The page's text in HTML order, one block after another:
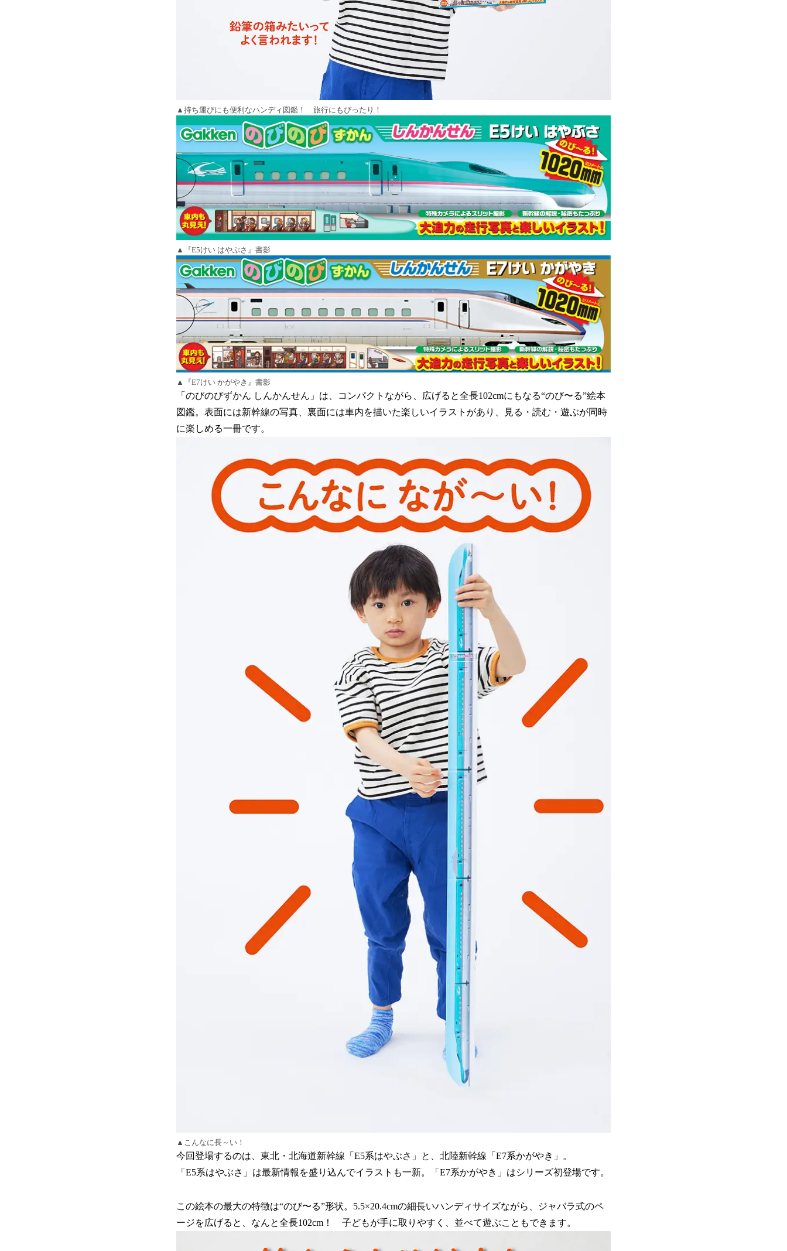
▲持ち運びにも便利なハンディ図鑑！ 旅行にもぴったり！
▲『E5けい はやぶさ』書影
▲『E7けい かがやき』書影
「のびのびずかん しんかんせん」は、コンパクトながら、広げると全長102cmにもなる“のび〜る”絵本
図鑑。表面には新幹線の写真、裏面には車内を描いた楽しいイラストがあり、見る・読む・遊ぶが同時
に楽しめる一冊です。
▲こんなに長～い！
今回登場するのは、東北・北海道新幹線「E5系はやぶさ」と、北陸新幹線「E7系かがやき」。
「E5系はやぶさ」は最新情報を盛り込んでイラストも一新。「E7系かがやき」はシリーズ初登場です。
この絵本の最大の特徴は“のび〜る”形状。5.5×20.4cmの細長いハンディサイズながら、ジャバラ式のペ
ージを広げると、なんと全長102cm！ 子どもが手に取りやすく、並べて遊ぶこともできます。